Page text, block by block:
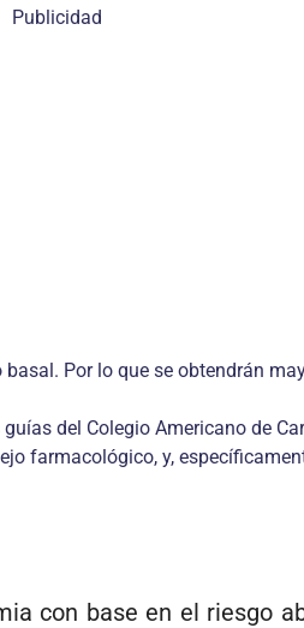
Publicidad
Por lo que se obtendrán
del Colegio Americano de
farmacológico, y,
con base en el riesgo